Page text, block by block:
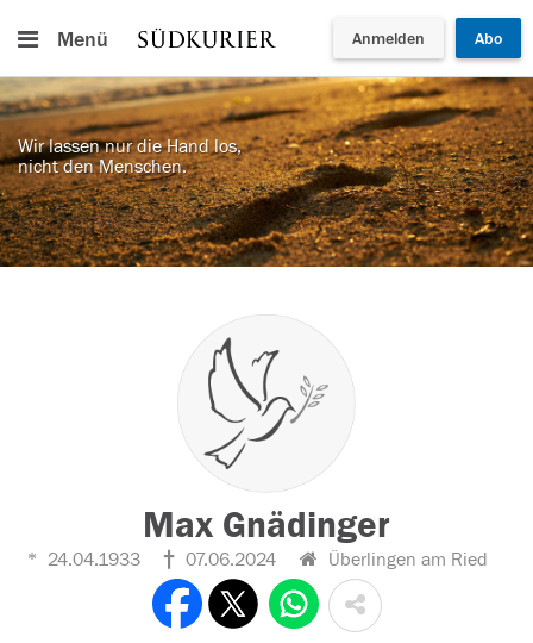
Menü Anmelden Abo
Wir lassen nur die Hand los,
nicht den Menschen.
Max Gnädinger
24.04.1933 07.06.2024 Überlingen am Ried